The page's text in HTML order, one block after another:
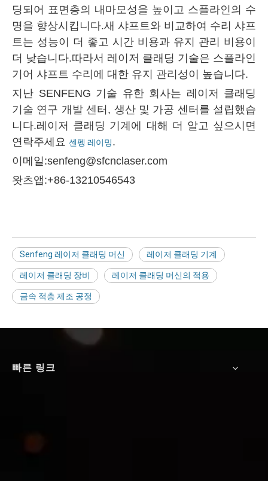
딩되어 표면층의 내마모성을 높이고 스플라인의 수
명을 향상시킵니다.새 샤프트와 비교하여 수리 샤프
트는 성능이 더 좋고 시간 비용과 유지 관리 비용이
더 낮습니다.따라서 레이저 클래딩 기술은 스플라인
기어 샤프트 수리에 대한 유지 관리성이 높습니다.
지난 SENFENG 기술 유한 회사는 레이저 클래딩
기술 연구 개발 센터, 생산 및 가공 센터를 설립했습
니다.레이저 클래딩 기계에 대해 더 알고 싶으시면
연락주세요 센펭 레이밍.
이메일:senfeng@sfcnclaser.com
왓츠앱:+86-13210546543
Senfeng 레이저 클래딩 머신 레이저 클래딩 기계
레이저 클래딩 장비 레이저 클래딩 머신의 적용
금속 적층 제조 공정
빠른 링크